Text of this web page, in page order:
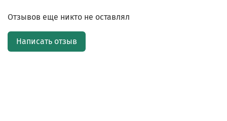
Отзывов еще никто не оставлял
Написать отзыв